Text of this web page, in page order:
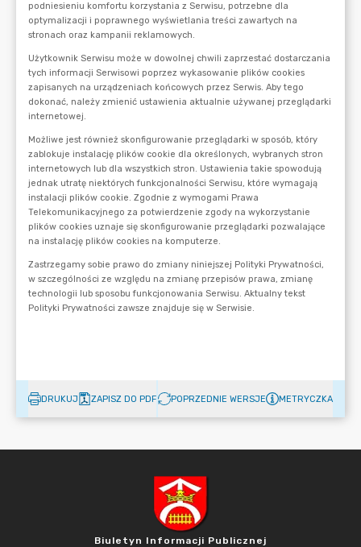
DRUKUJ ZAPISZ DO PDF POPRZEDNIE WERSJE METRYCZKA
Biuletyn Informacji Publicznej